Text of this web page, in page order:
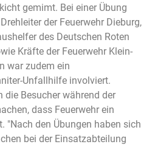
gemimt. Bei einer Übung
der Feuerwehr Dieburg,
des Deutschen Roten
Kräfte der Feuerwehr Klein-
war zudem ein
Unfallhilfe involviert.
die Besucher während der
dass Feuerwehr ein
"Nach den Übungen haben sich
bei der Einsatzabteilung